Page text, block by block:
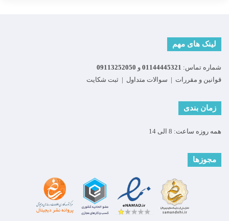
لینک های مهم
شماره تماس: 01144445321 و 09113252050
قوانین و مقررات | سوالات متداول | ثبت شکایت
زمان بندی
همه روزه ساعت: 8 الی 14
مجوزها